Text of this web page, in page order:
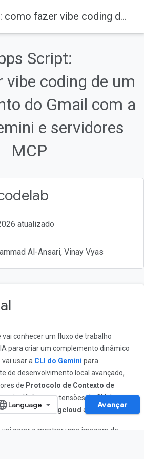
Apps Script: como fazer vibe coding de um complemento do Gmail com a CLI do Gemini e servidores MCP
Script:
vibe coding de um
do Gmail com a
e servidores
MCP
atualizado
Al-Ansari, Vinay Vyas
vai conhecer um fluxo de trabalho
para criar um complemento dinâmico
vai usar a CLI do Gemini para
de desenvolvimento local avançado,
de Protocolo de Contexto de
em inglês) e as extensões da CLI do
como gcloud e clasp .
gerar e mostrar uma imagem de
chamando um modelo de
Avançar